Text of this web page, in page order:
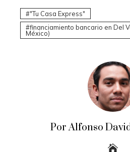
"Tu Casa Express"
financiamiento bancario en Del
México)
Por Alfonso